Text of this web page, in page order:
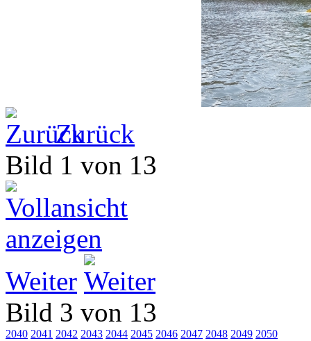
Zurück
Bild 1 von 13
Weiter
Bild 3 von 13
2040 2041 2042 2043 2044 2045 2046 2047 2048 2049 2050